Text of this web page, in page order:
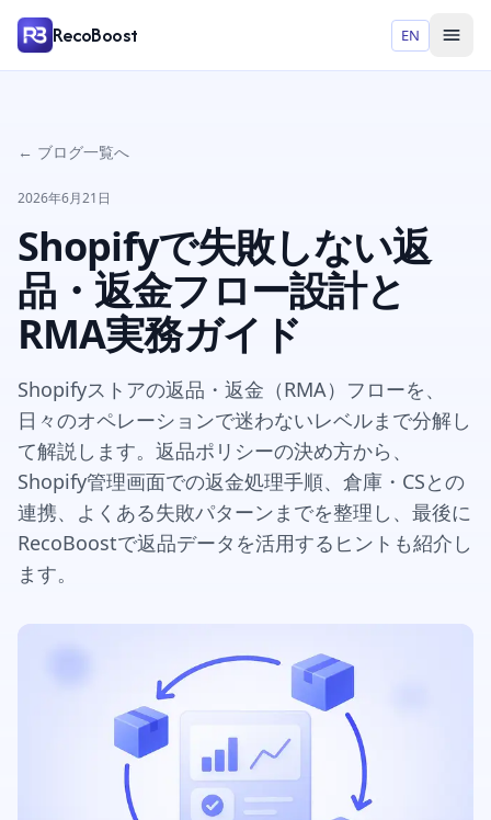
RecoBoost EN
← ブログ一覧へ
2026年6月21日
Shopifyで失敗しない返
品・返金フロー設計と
RMA実務ガイド
Shopifyストアの返品・返金（RMA）フローを、
日々のオペレーションで迷わないレベルまで分解し
て解説します。返品ポリシーの決め方から、
Shopify管理画面での返金処理手順、倉庫・CSとの
連携、よくある失敗パターンまでを整理し、最後に
RecoBoostで返品データを活用するヒントも紹介し
ます。